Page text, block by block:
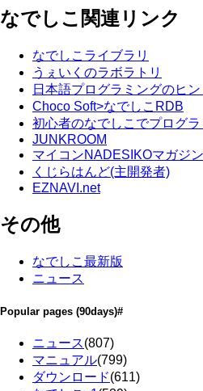
なでしこ関連リンク
なでしこライブラリ
うぇいくのラボラトリ
日本語プログラミングのヒン
Choco Soft>なでしこRDB
初心者のなでしこでプログ
JUNKROOM
マイコンNADESIKOマガジン
くじらはんど(主開発者)
EZNAVI.net
その他
なでしこ最新版
ニュース
Popular pages (90days)#
ニュース(807)
マニュアル(799)
ダウンロード(611)